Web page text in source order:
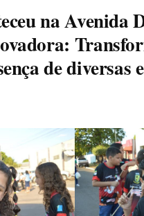
na Avenida
de diversas